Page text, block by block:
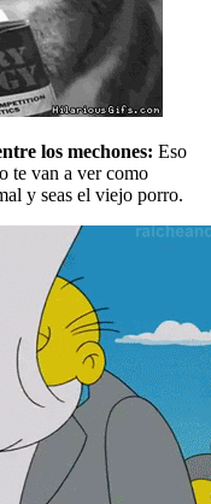
los mechones: Eso
te van a ver como
y seas el viejo porro.